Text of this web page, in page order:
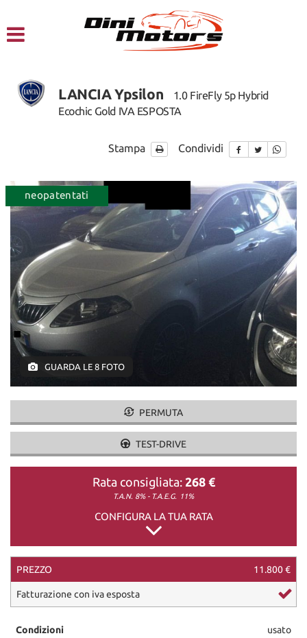
LISTA VEICOLI
SERVIZI
FINANZIAMENTI – LEASING
ACQUISTIAMO USATO
ASSISTENZA
DICONO DI NOI
LANCIA Ypsilon
1.0 FireFly 5p Hybrid
Ecochic Gold IVA ESPOSTA
Stampa Condividi
ordinabile neopatentati
GUARDA LE 8 FOTO
PERMUTA
TEST-DRIVE
Rata consigliata: 268 €
T.A.N. 8% - T.A.E.G. 11%
CONFIGURA LA TUA RATA
PREZZO 11.800 €
Fatturazione con iva esposta
Condizioni usato